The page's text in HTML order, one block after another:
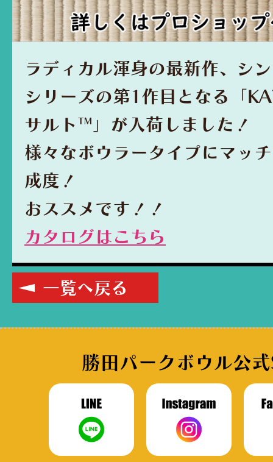
ラディカル渾身の最新作、シ
シリーズの第1作目となる「
サルト™」が入荷しました！
様々なボウラータイプにマッ
成度！
おススメです！！
カタログはこちら
一覧へ戻る
勝田パークボウル公